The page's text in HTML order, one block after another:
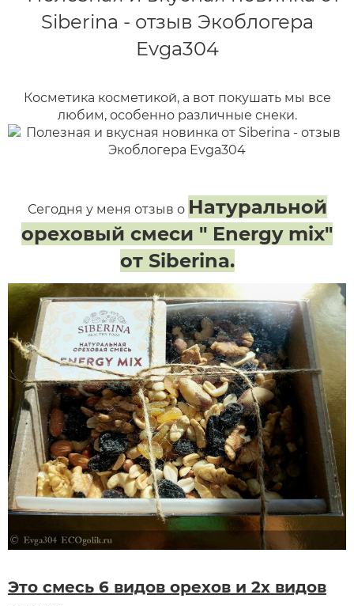
Косметика косметикой, а вот покушать мы все
любим, особенно различные снеки.
Сегодня у меня отзыв о Натуральной
ореховый смеси " Energy mix"
от Siberina.
Это смесь 6 видов орехов и 2х видов